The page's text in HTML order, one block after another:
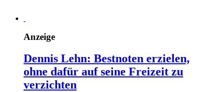
Anzeige
Dennis Lehn: Bestnoten erzielen,
ohne dafür auf seine Freizeit zu
verzichten